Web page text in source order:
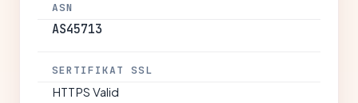
ASN
AS45713
SERTIFIKAT SSL
HTTPS Valid